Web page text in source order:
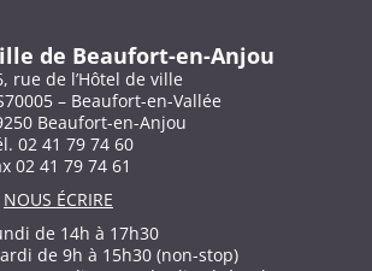
de Beaufort-en-Anjou
rue de l’Hôtel de ville
– Beaufort-en-Vallée
Beaufort-en-Anjou
02 41 79 74 60
02 41 79 74 61
NOUS ÉCRIRE
de 14h à 17h30
de 9h à 15h30 (non-stop)